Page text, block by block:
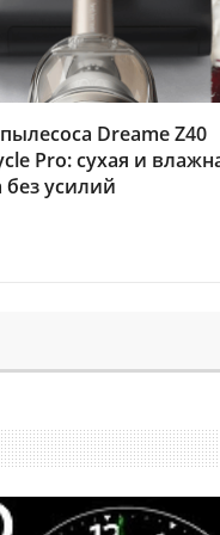
Dreame Z40
Pro: сухая и
без усилий